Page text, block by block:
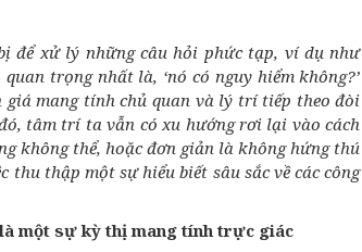
để xử lý những câu hỏi phức tạp, ví dụ như
quan trọng nhất là, ‘nó có nguy hiểm không?’
mang tính chủ quan và lý trí tiếp theo đòi
tâm trí ta vẫn có xu hướng rơi lại vào cách
không thể, hoặc đơn giản là không hứng thú
thập một sự hiểu biết sâu sắc về các công
một sự kỳ thị mang tính trực giác